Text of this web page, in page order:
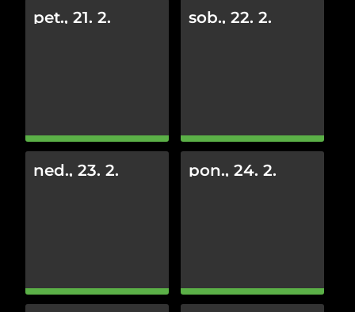
pet., 21. 2. sob., 22. 2.
ned., 23. 2. pon., 24. 2.